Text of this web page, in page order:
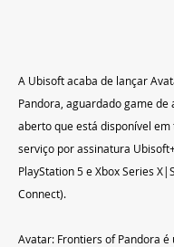
A Ubisoft acaba de lançar
Pandora, aguardado game de
aberto que está disponível em
serviço por assinatura
PlayStation 5 e Xbox Series
Connect).
Avatar: Frontiers of Pandora